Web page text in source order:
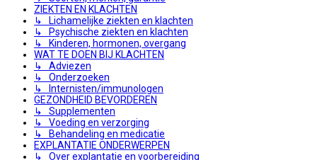
ZIEKTEN EN KLACHTEN
↳ Lichamelijke ziekten en klachten
↳ Psychische ziekten en klachten
↳ Kinderen, hormonen, overgang
WAT TE DOEN BIJ KLACHTEN
↳ Adviezen
↳ Onderzoeken
↳ Internisten/immunologen
GEZONDHEID BEVORDEREN
↳ Supplementen
↳ Voeding en verzorging
↳ Behandeling en medicatie
EXPLANTATIE ONDERWERPEN
↳ Over explantatie en voorbereiding